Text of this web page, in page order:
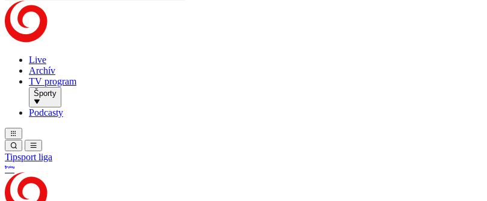
Live
Archív
TV program
Športy
Podcasty
Tipsport liga